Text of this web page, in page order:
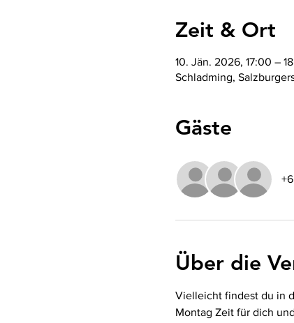
Zeit & Ort
10. Jän. 2026, 17:00 –
Schladming,
Gäste
Über die
Vielleicht findest du in
Montag Zeit für dich